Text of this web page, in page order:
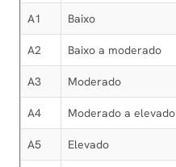
A1 Baixo
A2 Baixo a moderado
A3 Moderado
A4 Moderado a elevado
A5 Elevado